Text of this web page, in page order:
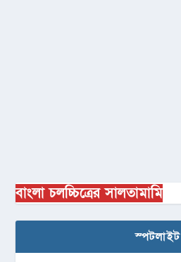
বাংলা চলচ্চিত্রের সালতামামি
স্পটলাইট